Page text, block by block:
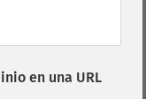
en una URL